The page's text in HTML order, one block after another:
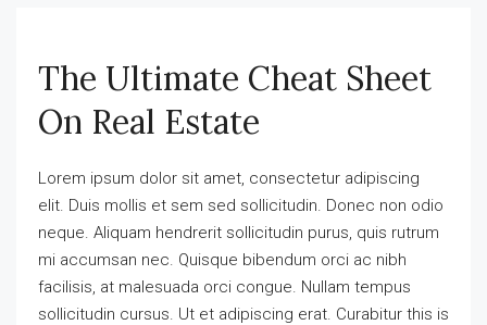
The Ultimate Cheat Sheet
On Real Estate
Lorem ipsum dolor sit amet, consectetur adipiscing
elit. Duis mollis et sem sed sollicitudin. Donec non odio
neque. Aliquam hendrerit sollicitudin purus, quis rutrum
mi accumsan nec. Quisque bibendum orci ac nibh
facilisis, at malesuada orci congue. Nullam tempus
sollicitudin cursus. Ut et adipiscing erat. Curabitur this is